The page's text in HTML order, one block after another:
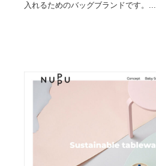
入れるためのバッグブランドです。...